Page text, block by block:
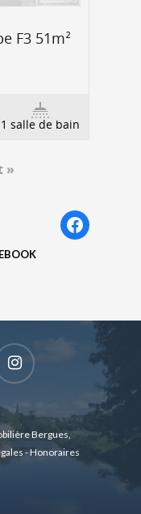
F3 51m²
1 salle de bain
»
Bergues,
-Honoraires